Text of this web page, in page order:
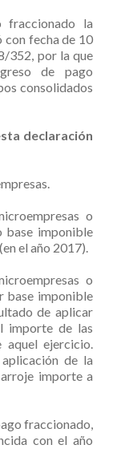
fraccionado la
con fecha de 10
352, por la que
de pago
consolidados
declaración
o
base imponible
el año 2017).
o
base imponible
de aplicar
importe de las
aquel ejercicio.
de la
importe a
fraccionado,
con el año